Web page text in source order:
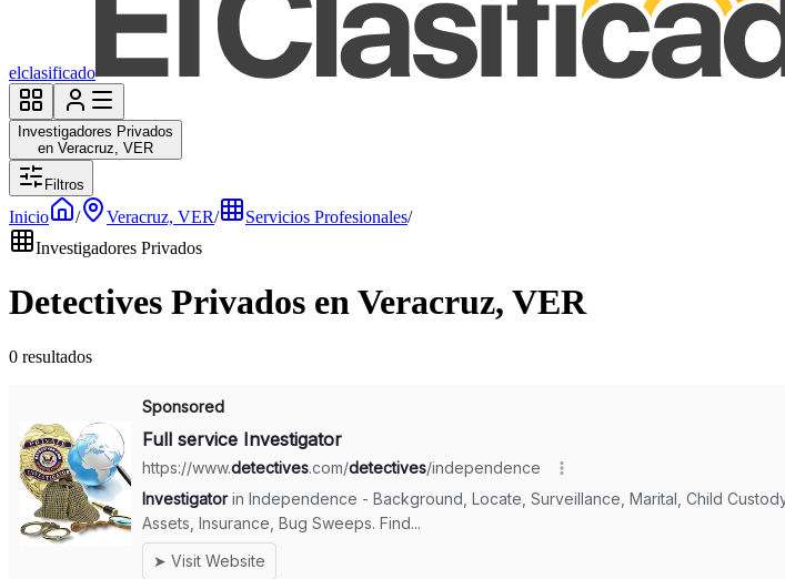
elclasificado
Investigadores Privados
en Veracruz, VER
Filtros
Inicio / Veracruz, VER/ Servicios Profesionales/
Investigadores Privados
Detectives Privados en Veracruz, VER
0 resultados